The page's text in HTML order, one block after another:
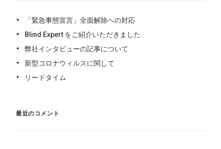
「緊急事態宣言」全面解除への対応
Blind Expert をご紹介いただきました
弊社インタビューの記事について
新型コロナウィルスに関して
リードタイム
最近のコメント